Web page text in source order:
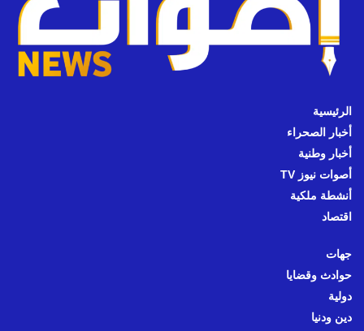
الرئيسية
أخبار الصحراء
أخبار وطنية
أصوات نيوز TV
أنشطة ملكية
اقتصاد
جهات
حوادث وقضايا
دولية
دين ودنيا